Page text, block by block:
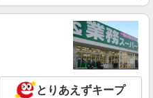
とりあえずキープ